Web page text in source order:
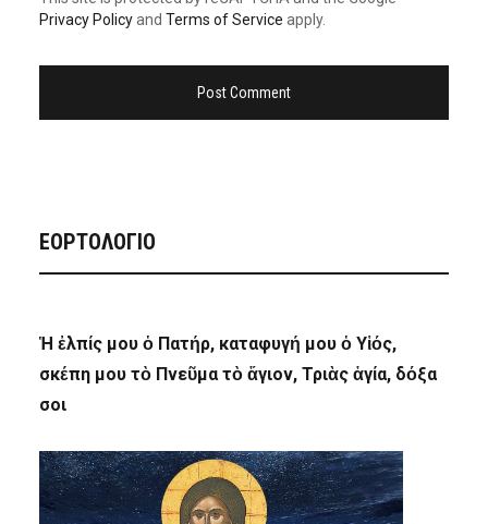
Privacy Policyand Terms of Service apply.
ΕΟΡΤΟΛΟΓΙΟ
Ἡ ἐλπίς μου ὁ Πατήρ, καταφυγή μου ὁ Υἱός,
σκέπη μου τὸ Πνεῦμα τὸ ἅγιον, Τριὰς ἁγία, δόξα
σοι